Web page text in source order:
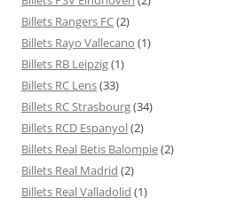
Billets Rangers FC(2)
Billets Rayo Vallecano (1)
Billets RB Leipzig(1)
Billets RC Lens(33)
Billets RC Strasbourg(34)
Billets RCD Espanyol(2)
Billets Real Betis Balompie(2)
Billets Real Madrid (2)
Billets Real Valladolid (1)